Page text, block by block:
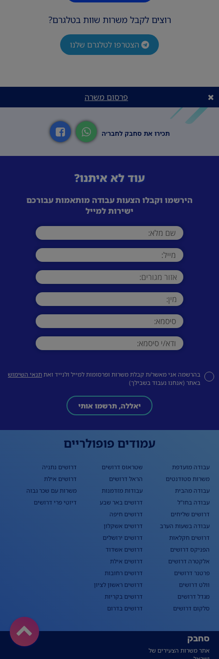
רוצים לקבל משרות שוות בטלגרם?
הצטרפו לטלגרם שלנו
פרסום משרה
תכירו את סחבק לחבר׳ה
עוד לא איתנו?
הירשמו וקבלו הצעות עבודה מותאמות עבורכם
ישירות למייל
בהרשמה אני מאשר/ת קבלת משרות ופרסומות למייל ולנייד ואתתנאי השימוש
באתר (אנחנו נעבוד בשבילך)
יאללה, תרשמו אותי
עמודים פופולריים
עבודה מועדפת
משרות סטודנטים
עבודה מהבית
עבודה בחו"ל
דרושים שליחים
עבודה בשעות הערב
דרושים חקלאות
הפניקס דרושים
אלקטרה דרושים
פרטנר דרושים
וולט דרושים
מגדל דרושים
סלקום דרושים
שטראוס דרושים
הראל דרושים
עבודות מזדמנות
דרושים באר שבע
דרושים חיפה
דרושים אשקלון
דרושים ירושלים
דרושים אשדוד
דרושים אילת
דרושים רחובות
דרושים ראשון לציון
דרושים בקריות
דרושים בדרום
דרושים נתניה
דרושים אילת
משרות עם שכר גבוה
דיוטי פרי דרושים
סחבק
אתר משרות הצעירים של